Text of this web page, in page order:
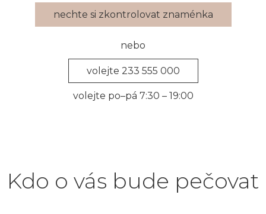
nechte si zkontrolovat znaménka
nebo
volejte 233 555 000
volejte po–pá 7:30 – 19:00
Kdo o vás bude pečovat